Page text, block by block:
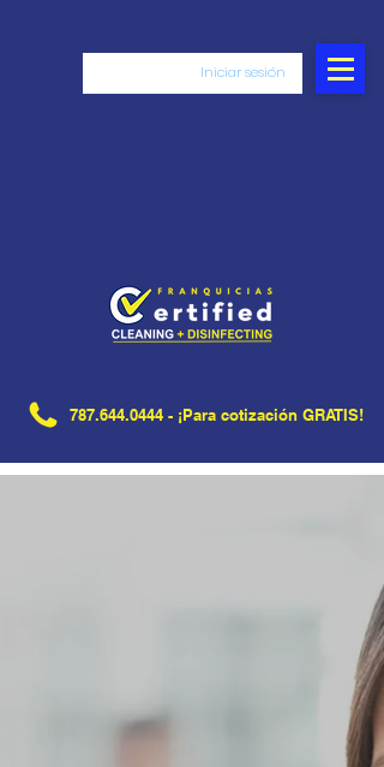
Iniciar sesión
787.644.0444- ¡Para cotización GRATIS!